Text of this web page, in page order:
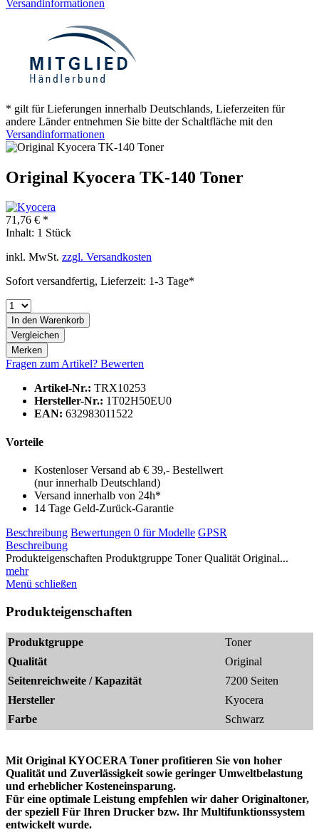
Versandinformationen
* gilt für Lieferungen innerhalb Deutschlands, Lieferzeiten für
andere Länder entnehmen Sie bitte der Schaltfläche mit den
Versandinformationen
Original Kyocera TK-140 Toner
71,76 € *
Inhalt: 1 Stück
inkl. MwSt. zzgl. Versandkosten
Sofort versandfertig, Lieferzeit: 1-3 Tage*
In den Warenkorb
Vergleichen
Merken
Fragen zum Artikel? Bewerten
Artikel-Nr.: TRX10253
Hersteller-Nr.: 1T02H50EU0
EAN: 632983011522
Vorteile
Kostenloser Versand ab € 39,- Bestellwert
(nur innerhalb Deutschland)
Versand innerhalb von 24h*
14 Tage Geld-Zurück-Garantie
Beschreibung Bewertungen 0 für Modelle GPSR
Beschreibung
Produkteigenschaften Produktgruppe Toner Qualität Original...
mehr
Menü schließen
Produkteigenschaften
Produktgruppe
Toner
Qualität
Original
Seitenreichweite / Kapazität
7200 Seiten
Hersteller
Kyocera
Farbe
Schwarz
Mit Original KYOCERA Toner profitieren Sie von hoher
Qualität und Zuverlässigkeit sowie geringer Umweltbelastung
und erheblicher Kosteneinsparung.
Für eine optimale Leistung empfehlen wir daher Originaltoner,
der speziell Für Ihren Drucker bzw. Ihr Multifunktionssystem
entwickelt wurde.